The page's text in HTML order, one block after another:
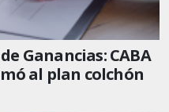
Ganancias: CABA
al plan colchón